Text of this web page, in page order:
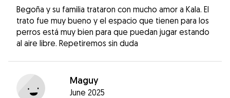
Begoña y su familia trataron con mucho amor a Kala. El
trato fue muy bueno y el espacio que tienen para los
perros está muy bien para que puedan jugar estando
al aire libre. Repetiremos sin duda
Maguy
June 2025